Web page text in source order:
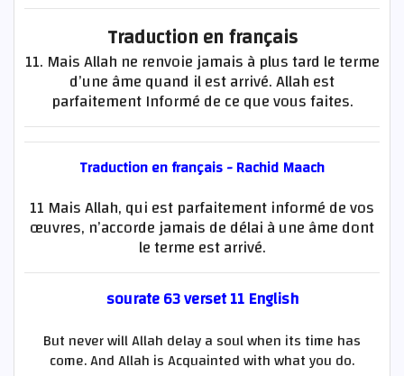
Traduction en français
11. Mais Allah ne renvoie jamais à plus tard le terme
d’une âme quand il est arrivé. Allah est
parfaitement Informé de ce que vous faites.
Traduction en français - Rachid Maach
11 Mais Allah, qui est parfaitement informé de vos
œuvres, n’accorde jamais de délai à une âme dont
le terme est arrivé.
sourate 63 verset 11 English
But never will Allah delay a soul when its time has
come. And Allah is Acquainted with what you do.